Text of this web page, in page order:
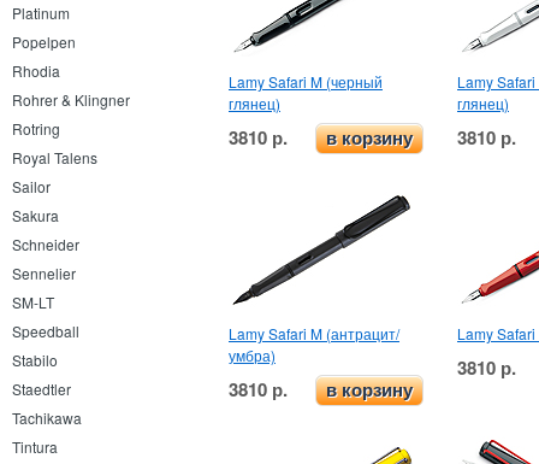
Platinum
Popelpen
Rhodia
Rohrer & Klingner
Rotring
Royal Talens
Sailor
Sakura
Schneider
Sennelier
SM-LT
Speedball
Stabilo
Staedtler
Tachikawa
Tintura
Lamy Safari M (черный
глянец)
3810 р. в корзину
Lamy
глянец)
3810 р.
Lamy Safari M (антрацит/
умбра)
3810 р. в корзину
Lamy
3810 р.